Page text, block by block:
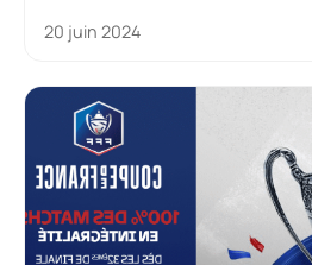
20 juin 2024